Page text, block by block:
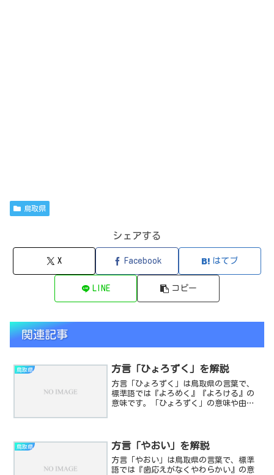
鳥取県
シェアする
X Facebook はてブ
LINE コピー
関連記事
鳥取県 方言「ひょろずく」を解説
方言「ひょろずく」は鳥取県の言葉で、
標準語では『よろめく』『よろける』の
意味です。「ひょろずく」の意味や由
鳥取県 方言「やおい」を解説
方言「やおい」は鳥取県の言葉で、標準
語では『歯応えがなくやわらかい』の意